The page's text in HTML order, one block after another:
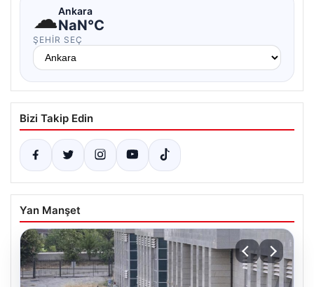
☁Ankara
NaN°C
ŞEHIR SEÇ
Bizi Takip Edin
Yan Manşet